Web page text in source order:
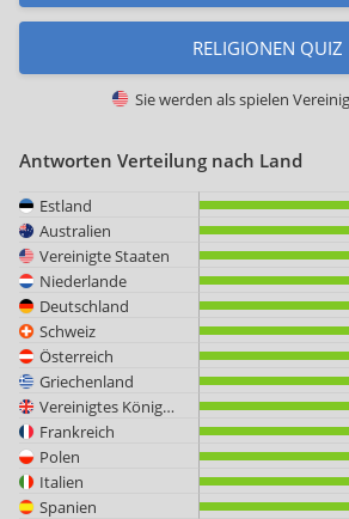
RELIGIONEN QUIZ
Sie werden als spielen
Antworten Verteilung nach Land
Estland
Australien
Vereinigte Staaten
Niederlande
Deutschland
Schweiz
Österreich
Griechenland
Vereinigtes Königreich
Frankreich
Polen
Italien
Spanien